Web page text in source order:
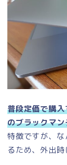
普段定価で購
のブラックマ
特徴ですが、
るため、外出